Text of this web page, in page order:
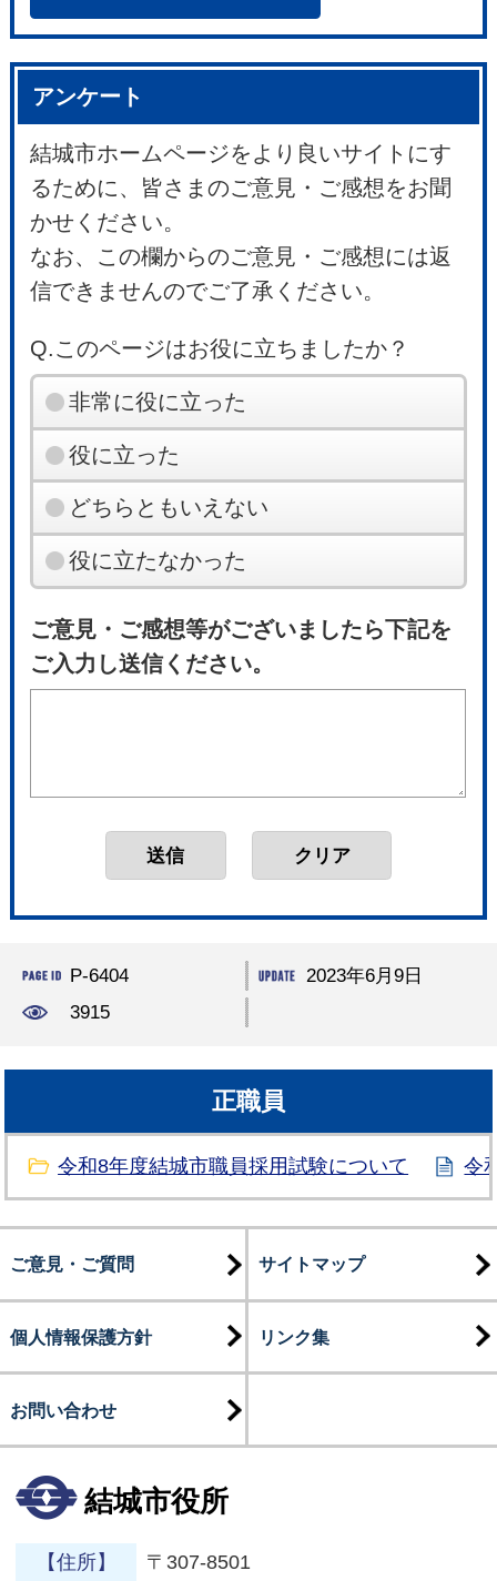
アンケート
結城市ホームページをより良いサイトにす
るために、皆さまのご意見・ご感想をお聞
かせください。
なお、この欄からのご意見・ご感想には返
信できませんのでご了承ください。
Q.このページはお役に立ちましたか？
非常に役に立った
役に立った
どちらともいえない
役に立たなかった
ご意見・ご感想等がございましたら下記を
ご入力し送信ください。
P-6404
2023年6月9日
3915
正職員
令和8年度結城市職員採用試験について 令
ご意見・ご質問 サイトマップ
個人情報保護方針 リンク集
お問い合わせ
結城市役所
【住所】 〒307-8501